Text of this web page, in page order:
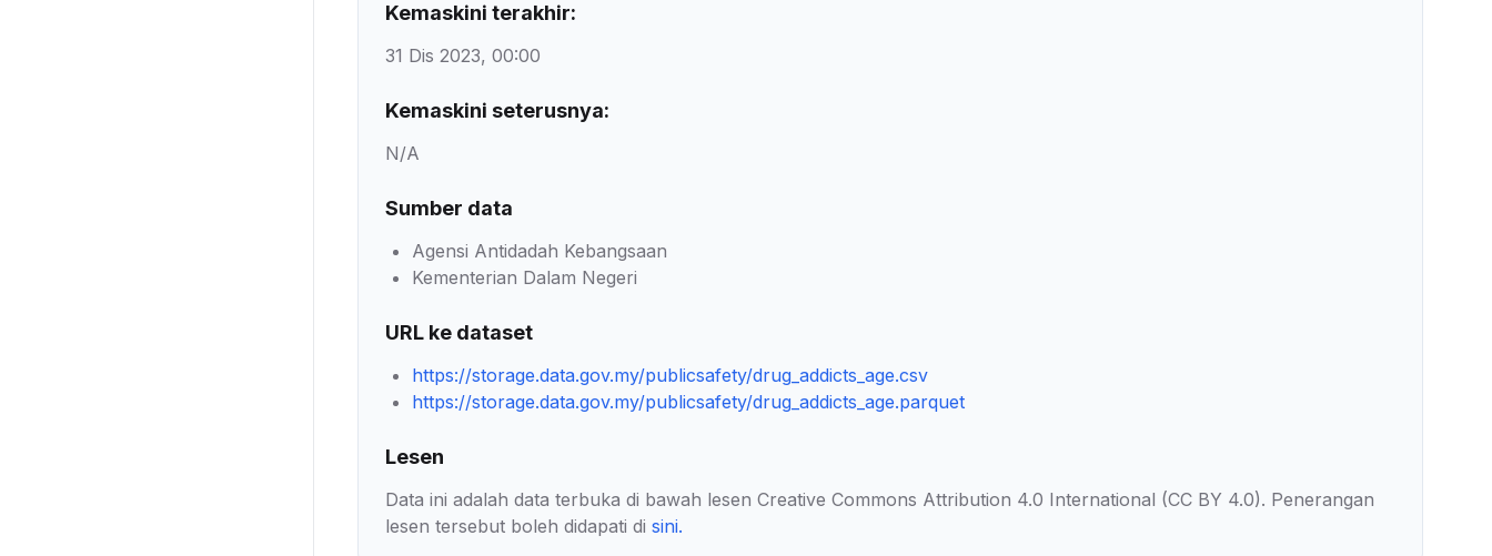
Kemaskini terakhir:
31 Dis 2023, 00:00
Kemaskini seterusnya:
N/A
Sumber data
Agensi Antidadah Kebangsaan
Kementerian Dalam Negeri
URL ke dataset
https://storage.data.gov.my/publicsafety/drug_addicts_age.csv
https://storage.data.gov.my/publicsafety/drug_addicts_age.parquet
Lesen
Data ini adalah data terbuka di bawah lesen Creative Commons Attribution 4.0 International (CC BY 4.0). Penerangan
lesen tersebut boleh didapati di sini.